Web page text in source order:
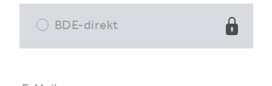
BDE-direkt